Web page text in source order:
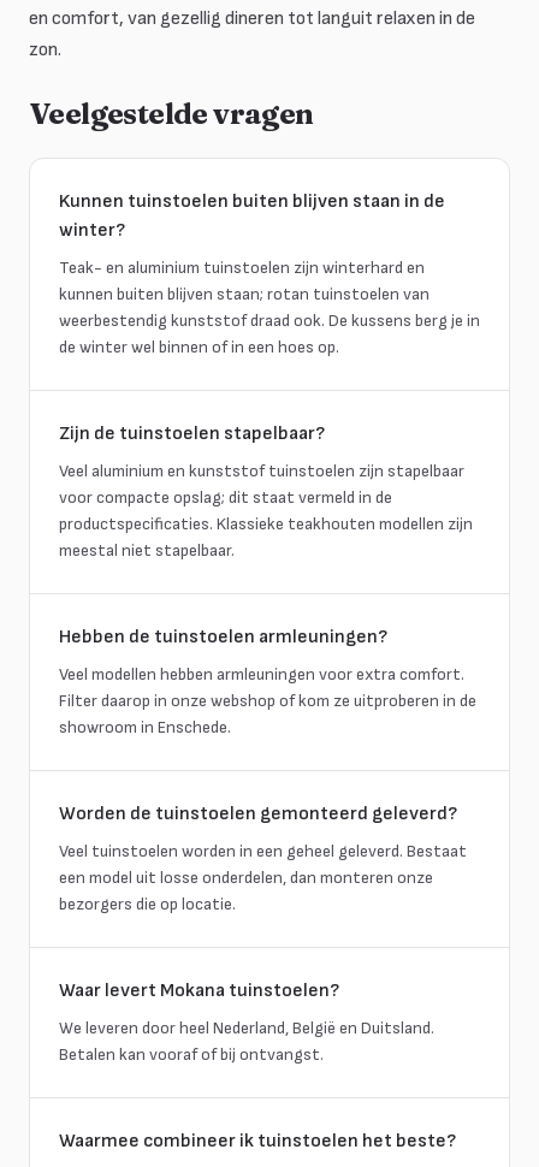
en comfort, van gezellig dineren tot languit relaxen in de
zon.
Veelgestelde vragen
Kunnen tuinstoelen buiten blijven staan in de
winter?
Teak- en aluminium tuinstoelen zijn winterhard en
kunnen buiten blijven staan; rotan tuinstoelen van
weerbestendig kunststof draad ook. De kussens berg je in
de winter wel binnen of in een hoes op.
Zijn de tuinstoelen stapelbaar?
Veel aluminium en kunststof tuinstoelen zijn stapelbaar
voor compacte opslag; dit staat vermeld in de
productspecificaties. Klassieke teakhouten modellen zijn
meestal niet stapelbaar.
Hebben de tuinstoelen armleuningen?
Veel modellen hebben armleuningen voor extra comfort.
Filter daarop in onze webshop of kom ze uitproberen in de
showroom in Enschede.
Worden de tuinstoelen gemonteerd geleverd?
Veel tuinstoelen worden in een geheel geleverd. Bestaat
een model uit losse onderdelen, dan monteren onze
bezorgers die op locatie.
Waar levert Mokana tuinstoelen?
We leveren door heel Nederland, België en Duitsland.
Betalen kan vooraf of bij ontvangst.
Waarmee combineer ik tuinstoelen het beste?